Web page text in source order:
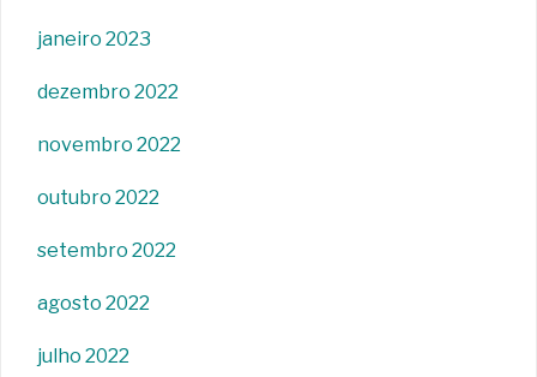
janeiro 2023
dezembro 2022
novembro 2022
outubro 2022
setembro 2022
agosto 2022
julho 2022